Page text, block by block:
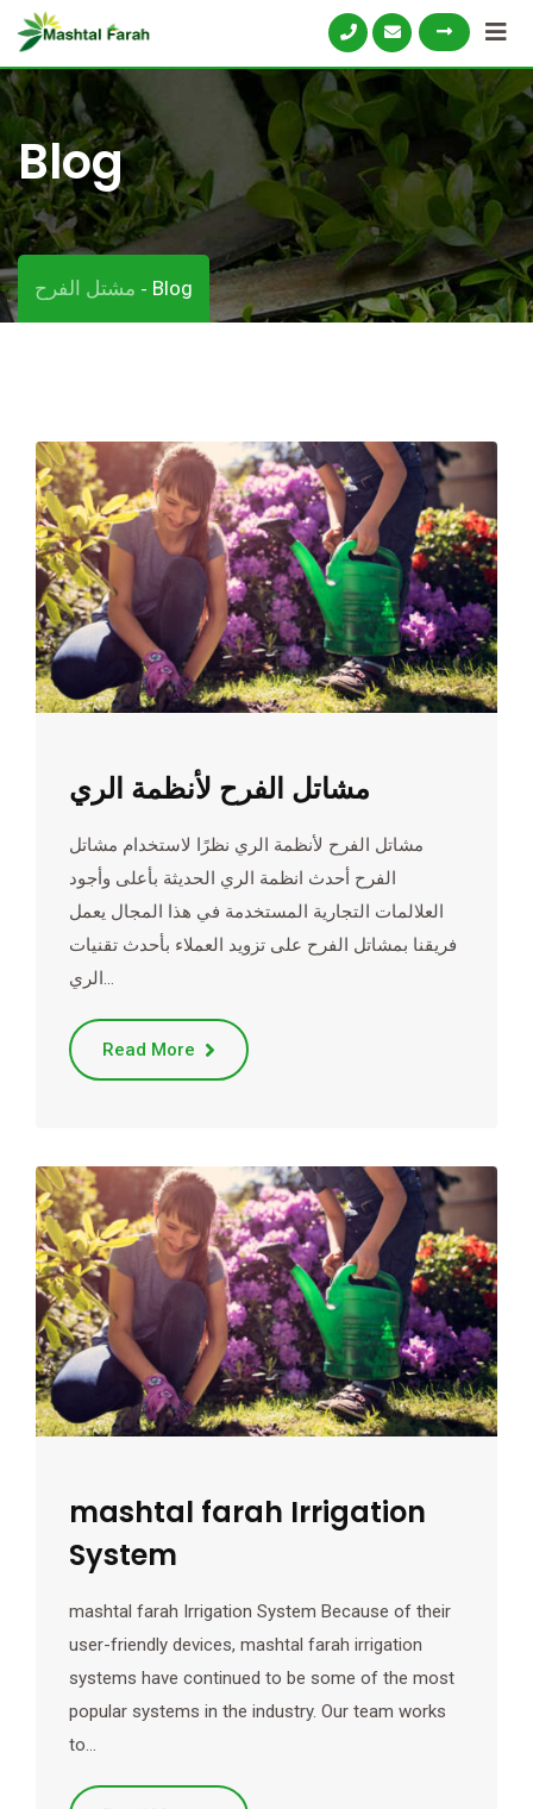
Skip
content
Blog
مشتل الفرح - Blog
مشاتل الفرح لأنظمة الري
مشاتل الفرح لأنظمة الري نظرًا لاستخدام مشاتل
الفرح أحدث انظمة الري الحديثة بأعلى وأجود
العلالمات التجارية المستخدمة في هذا المجال يعمل
فريقنا بمشاتل الفرح على تزويد العملاء بأحدث تقنيات
الري…
Read More
mashtal farah Irrigation
System
mashtal farah Irrigation System Because of their
user-friendly devices, mashtal farah irrigation
systems have continued to be some of the most
popular systems in the industry. Our team works
to…